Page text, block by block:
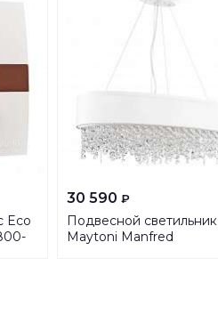
Eсо
30 590 ₽
Подвесной светильник
Maytoni Manfred